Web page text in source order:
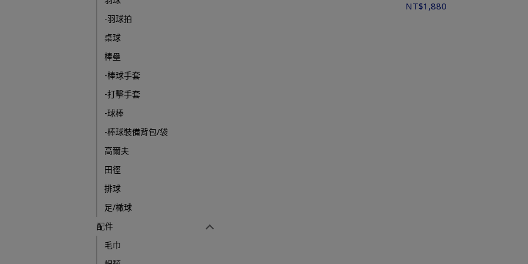
-羽球拍
桌球
棒壘
-棒球手套
-打擊手套
-球棒
-棒球裝備背包/袋
高爾夫
田徑
排球
足/橄球
配件
毛巾
NT$1,880